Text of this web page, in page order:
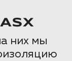
них мы